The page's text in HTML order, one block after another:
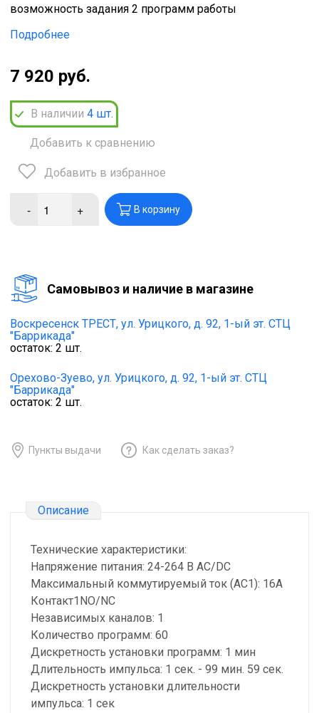
возможность задания 2 программ работы
Подробнее
7 920 руб.
В наличии 4 шт.
Добавить к сравнению
Добавить в избранное
- + В корзину
Cамовывоз и наличие в магазине
Воскресенск ТРЕСТ, ул. Урицкого, д. 92, 1-ый эт. СТЦ
"Баррикада"
остаток: 2 шт.
Орехово-Зуево, ул. Урицкого, д. 92, 1-ый эт. СТЦ
"Баррикада"
остаток: 2 шт.
Пункты выдачи Как сделать заказ?
Описание
Технические характеристики:
Напряжение питания: 24-264 В AC/DC
Максимальный коммутируемый ток (AC1): 16А
Контакт1NO/NC
Независимых каналов: 1
Количество программ: 60
Дискретность установки программ: 1 мин
Длительность импульса: 1 сек. - 99 мин. 59 сек.
Дискретность установки длительности
импульса: 1 сек